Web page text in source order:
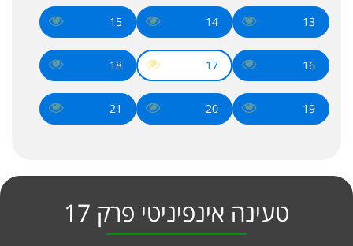
13
14
15
16
17
18
19
20
21
טעינה אינפיניטי פרק 17